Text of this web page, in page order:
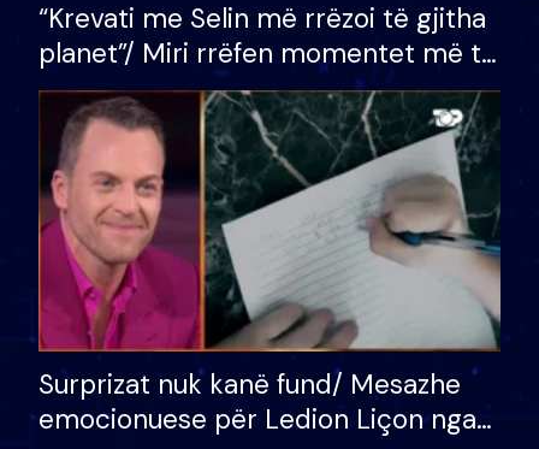
“Krevati me Selin më rrëzoi të gjitha
planet”/ Miri rrëfen momentet më të
bukura në shtëpinë e BB VIP: Do më
mungojë zilja e mëngjesit kur…
Surprizat nuk kanë fund/ Mesazhe
emocionuese për Ledion Liçon nga